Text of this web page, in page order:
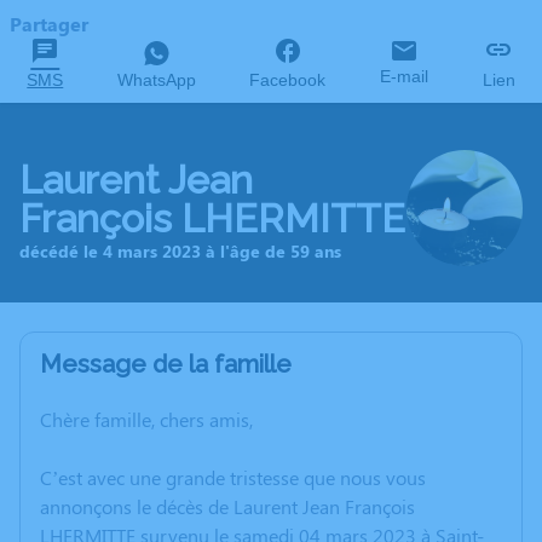
Partager
SMS WhatsApp Facebook E-mail Lien
Laurent Jean
François LHERMITTE
décédé le 4 mars 2023 à l'âge de 59 ans
Message de la famille
Chère famille, chers amis,
C’est avec une grande tristesse que nous vous
annonçons le décès de Laurent Jean François
LHERMITTE survenu le samedi 04 mars 2023 à Saint-